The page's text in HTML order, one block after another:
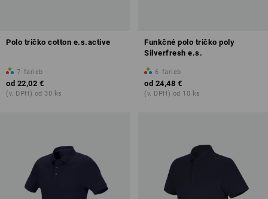
Polo tričko cotton e.s.active
7 farieb
od 22,02 €
(v. DPH) od 30 ks
Funkčné polo tričko poly
Silverfresh e.s.
6 farieb
od 24,48 €
(v. DPH) od 10 ks